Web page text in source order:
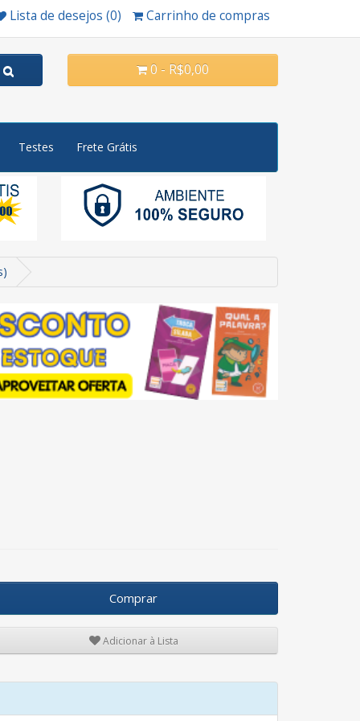
Lista de desejos (0) Carrinho de compras
0 - R$0,00
Testes Frete Grátis
Comprar
Adicionar à Lista